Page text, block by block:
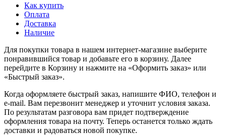
Как купить
Оплата
Доставка
Наличие
Для покупки товара в нашем интернет-магазине выберите
понравившийся товар и добавьте его в корзину. Далее
перейдите в Корзину и нажмите на «Оформить заказ» или
«Быстрый заказ».
Когда оформляете быстрый заказ, напишите ФИО, телефон и
e-mail. Вам перезвонит менеджер и уточнит условия заказа.
По результатам разговора вам придет подтверждение
оформления товара на почту. Теперь останется только ждать
доставки и радоваться новой покупке.